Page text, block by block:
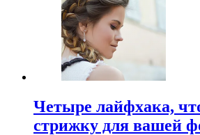
Четыре лайфхака,
стрижку для вашей